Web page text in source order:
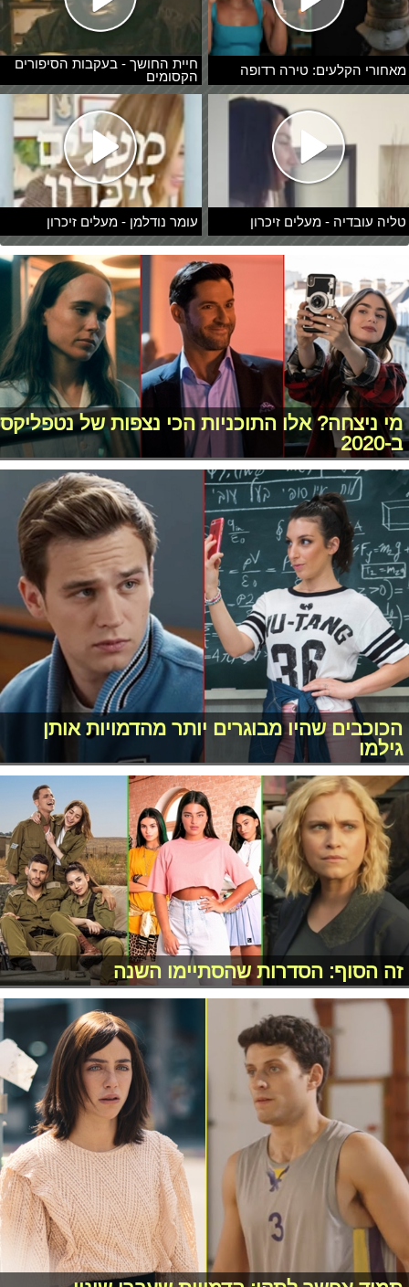
מאחורי הקלעים: טירה רדופה
חיית החושך - בעקבות הסיפורים
הקסומים
טליה עובדיה - מעלים זיכרון עומר נודלמן - מעלים זיכרון
מי ניצחה? אלו התוכניות הכי נצפות של נטפליקס
ב-2020
הכוכבים שהיו מבוגרים יותר מהדמויות אותן
גילמו
זה הסוף: הסדרות שהסתיימו השנה